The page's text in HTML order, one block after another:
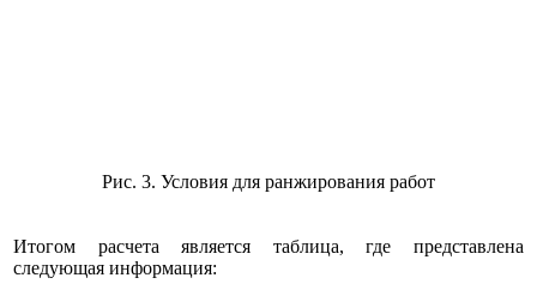
Рис. 3. Условия для ранжирования работ
Итогом расчета является таблица, где представлена
следующая информация: